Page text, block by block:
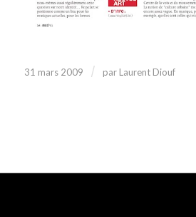
31 mars 2009 / par Laurent Diouf